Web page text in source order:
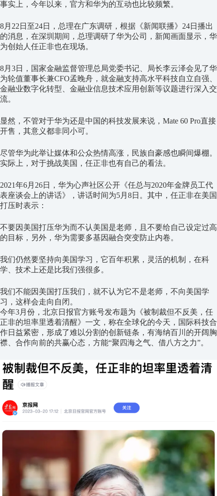
事实上，今年以来，官方和华为的互动也比较频繁。
8月22日至24日，总理在广东调研，根据《新闻联播》24日播出
的消息，在深圳期间，总理调研了华为公司，新闻画面显示，华
为创始人任正非也在现场。
8月3日，国家金融监督管理总局党委书记、局长李云泽会见了华
为轮值董事长兼CFO孟晚舟，就金融支持高水平科技自立自强、
金融业数字化转型、金融业信息技术应用创新等议题进行深入交
流。
显然，不管对于华为还是中国的科技发展来说，Mate 60 Pro直接
开售，其意义都非同小可。
尽管华为此举让媒体和公众热情高涨，民族自豪感也瞬间爆棚。
实际上，对于挑战美国，任正非也有自己的看法。
2021年6月26日，华为心声社区公开《任总与2020年金牌员工代
表座谈会上的讲话》，讲话时间为5月8日。其中，任正非在美国
打压时表示：
不要因美国打压华为而不认美国是老师，且不要给自己设定过高
的目标，另外，华为需要多基因融合突变防止内卷。
我们仍然要坚持向美国学习，它百年积累，灵活的机制，在科
学、技术上还是比我们强很多。
我们不能因美国打压我们，就不认为它不是老师，不向美国学
习，这样会走向自闭。
今年3月份，北京日报官方账号发布题为《被制裁但不反美，任
正非的坦率里透着清醒》一文，称在全球化的今天，国际科技合
作日益紧密，形成了难以分割的创新链条，有海纳百川的开阔胸
襟、合作向前的共赢心态，方能“聚四海之气、借八方之力”。